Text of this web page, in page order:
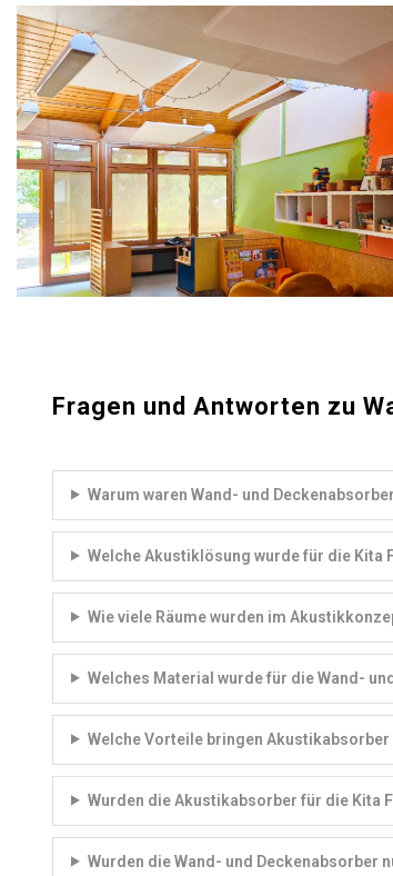
Fragen und Antworten zu
Warum waren Wand- und
Welche Akustiklösung wurde für die Kita
Wie viele Räume wurden im
Welches Material wurde für die Wand-
Welche Vorteile bringen Akustikabsorber
Wurden die Akustikabsorber für die Kita
Wurden die Wand- und Deckenabsorber